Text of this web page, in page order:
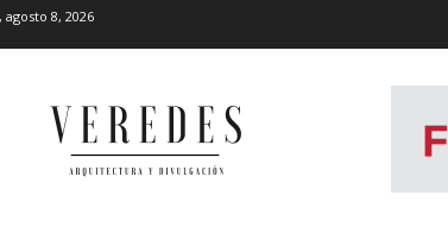
agosto 8, 2026